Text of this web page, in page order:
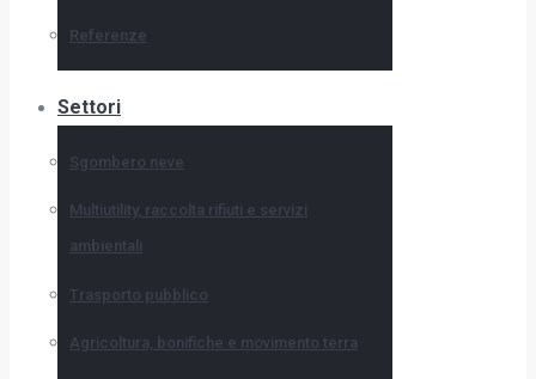
Referenze
Settori
Sgombero neve
Multiutility, raccolta rifiuti e servizi
ambientali
Trasporto pubblico
Agricoltura, bonifiche e movimento terra